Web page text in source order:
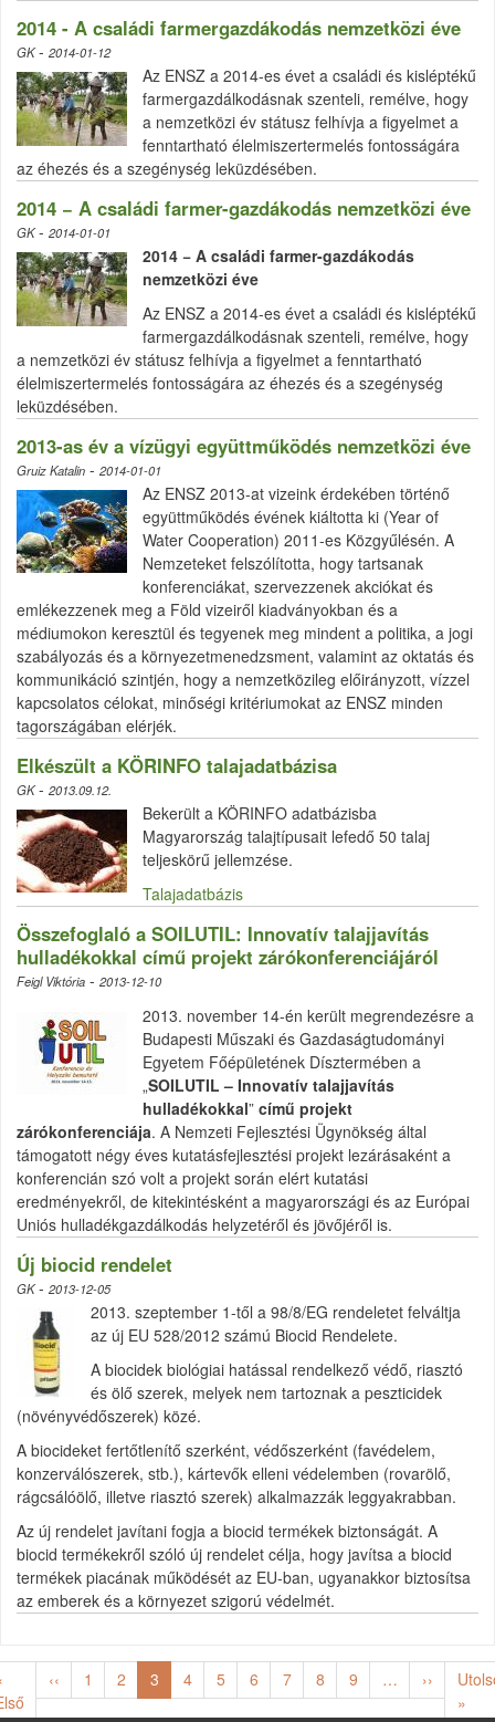
2014 - A családi farmergazdákodás nemzetközi éve
GK- 2014-01-12
Az ENSZ a 2014-es évet a családi és kisléptékű
farmergazdálkodásnak szenteli, remélve, hogy
a nemzetközi év státusz felhívja a figyelmet a
fenntartható élelmiszertermelés fontosságára
az éhezés és a szegénység leküzdésében.
2014 − A családi farmer-gazdákodás nemzetközi éve
GK- 2014-01-01
2014 − A családi farmer-gazdákodás
nemzetközi éve
Az ENSZ a 2014-es évet a családi és kisléptékű
farmergazdálkodásnak szenteli, remélve, hogy
a nemzetközi év státusz felhívja a figyelmet a fenntartható
élelmiszertermelés fontosságára az éhezés és a szegénység
leküzdésében.
2013-as év a vízügyi együttműködés nemzetközi éve
Gruiz Katalin - 2014-01-01
Az ENSZ 2013-at vizeink érdekében történő
együttműködés évének kiáltotta ki (Year of
Water Cooperation) 2011-es Közgyűlésén. A
Nemzeteket felszólította, hogy tartsanak
konferenciákat, szervezzenek akciókat és
emlékezzenek meg a Föld vizeiről kiadványokban és a
médiumokon keresztül és tegyenek meg mindent a politika, a jogi
szabályozás és a környezetmenedzsment, valamint az oktatás és
kommunikáció szintjén, hogy a nemzetközileg előirányzott, vízzel
kapcsolatos célokat, minőségi kritériumokat az ENSZ minden
tagországában elérjék.
Elkészült a KÖRINFO talajadatbázisa
GK- 2013.09.12.
Bekerült a KÖRINFO adatbázisba
Magyarország talajtípusait lefedő 50 talaj
teljeskörű jellemzése.
Talajadatbázis
Összefoglaló a SOILUTIL: Innovatív talajjavítás
hulladékokkal című projekt zárókonferenciájáról
Feigl Viktória - 2013-12-10
2013. november 14-én került megrendezésre a
Budapesti Műszaki és Gazdaságtudományi
Egyetem Főépületének Dísztermében a
„SOILUTIL – Innovatív talajjavítás
hulladékokkal” című projekt
zárókonferenciája. A Nemzeti Fejlesztési Ügynökség által
támogatott négy éves kutatásfejlesztési projekt lezárásaként a
konferencián szó volt a projekt során elért kutatási
eredményekről, de kitekintésként a magyarországi és az Európai
Uniós hulladékgazdálkodás helyzetéről és jövőjéről is.
Új biocid rendelet
GK- 2013-12-05
2013. szeptember 1-től a 98/8/EG rendeletet felváltja
az új EU 528/2012 számú Biocid Rendelete.
A biocidek biológiai hatással rendelkező védő, riasztó
és ölő szerek, melyek nem tartoznak a peszticidek
(növényvédőszerek) közé.
A biocideket fertőtlenítő szerként, védőszerként (favédelem,
konzerválószerek, stb.), kártevők elleni védelemben (rovarölő,
rágcsálóölő, illetve riasztó szerek) alkalmazzák leggyakrabban.
Az új rendelet javítani fogja a biocid termékek biztonságát. A
biocid termékekről szóló új rendelet célja, hogy javítsa a biocid
termékek piacának működését az EU-ban, ugyanakkor biztosítsa
az emberek és a környezet szigorú védelmét.
Oldalszámozás
Első oldal
‹‹Előző oldal
1 2 3 4 5 6 7 8 9 … ››
»